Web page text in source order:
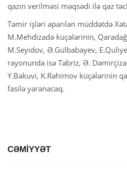
qazın verilməsi məqsədi ilə qaz
Təmir işləri aparılan müddətdə
M.Mehdizadə küçələrinin,
M.Seyidov, Ə.Gülbabayev,
rayonunda isə Təbriz, Ə.
Y.Bakuvi, K.Rəhimov küçələrinin
fasilə yaranacaq.
CƏMİYYƏT